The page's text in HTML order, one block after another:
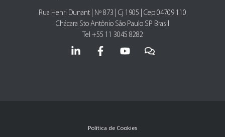
Rua Henri Dunant | Nº 873 | Cj 1905 | Cep 04709 110
Chácara Sto Antônio São Paulo SP Brasil
Tel +55 11 3045 8282
Política de Cookies